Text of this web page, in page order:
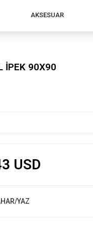
AKSESUAR
İPEK 90X90
USD
YAZ